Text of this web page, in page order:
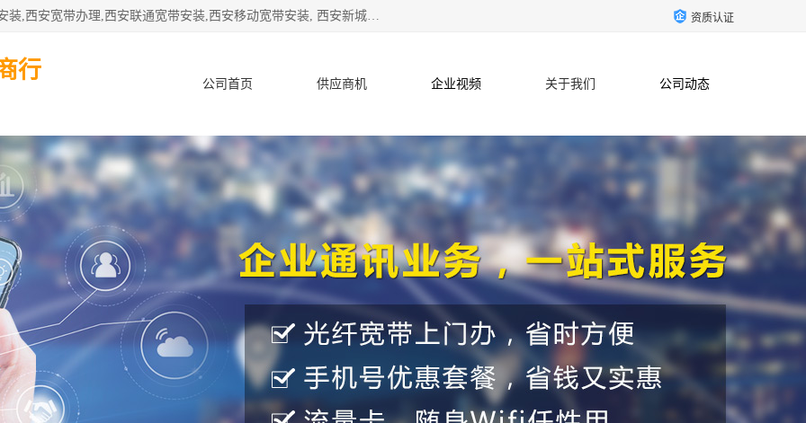
公司主要经营西安电信宽带安装,西安光纤专线安装,西安宽带安装,西安宽带办理,西安联通宽带安装,西安移动宽带安装, 西安新城赛派通讯商行从事西安地区的联通，移动，电信宽带安装，光纤专线安装，宽带办理等业务 资质认证
行
公司首页 供应商机 企业视频 关于我们 公司动态
产品知识 客户案例 联系方式